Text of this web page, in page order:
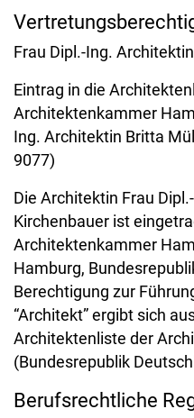
Frau Dipl.-Ing.
Eintrag in die
Architektenkammer
Ing. Architektin Britta
9077)
Die Architektin Frau
Kirchenbauer ist
Architektenkammer
Hamburg,
Berechtigung zur
“Architekt” ergibt sich
Architektenliste der
(Bundesrepublik
Berufsrechtliche